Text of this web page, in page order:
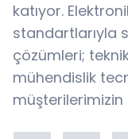
katıyor.
standartlarıyla
çözümleri;
mühendislik
müşterilerimizin